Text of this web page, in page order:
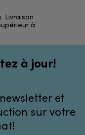
Livraison
à
à jour!
et
sur votre